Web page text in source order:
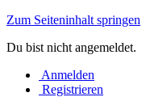
Zum Seiteninhalt springen
Du bist nicht angemeldet.
Anmelden
Registrieren